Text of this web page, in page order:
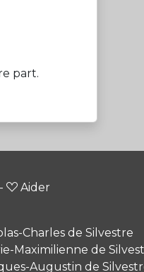
part.
- Aider
Charles de Silvestre
Maximilienne de
Augustin de